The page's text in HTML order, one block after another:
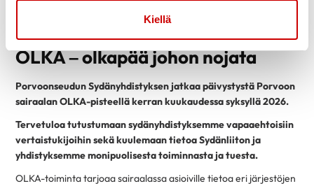
Kiellä
OLKA – olkapää johon nojata
Porvoonseudun Sydänyhdistyksen jatkaa päivystystä Porvoon
sairaalan OLKA-pisteelläkerran kuukaudessa syksyllä 2026.
Tervetuloa tutustumaan sydänyhdistyksemme vapaaehtoisiin
vertaistukijoihin sekäkuulemaan tietoa Sydänliiton ja
yhdistyksemme monipuolisesta toiminnasta ja tuesta.
OLKA-toiminta tarjoaa sairaalassa asioiville tietoa eri järjestöjen